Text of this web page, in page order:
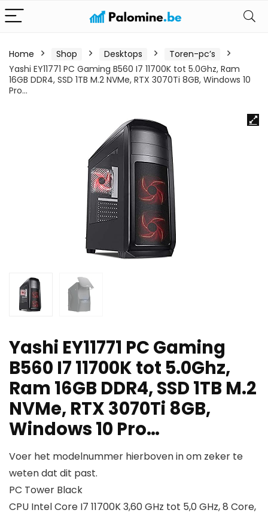
Home Shop Desktops
Toren-pc’s
Yashi EY11771 PC Gaming B560 I7 11700K tot 5.0Ghz, Ram
16GB DDR4, SSD 1TB M.2 NVMe, RTX 3070Ti 8GB, Windows 10
Pro…
Yashi EY11771 PC Gaming
B560 I7 11700K tot 5.0Ghz,
Ram 16GB DDR4, SSD 1TB M.2
NVMe, RTX 3070Ti 8GB,
Windows 10 Pro…
Voer het modelnummer hierboven in om zeker te
weten dat dit past.
PC Tower Black
CPU Intel Core I7 11700K 3,60 GHz tot 5,0 GHz, 8 Core,